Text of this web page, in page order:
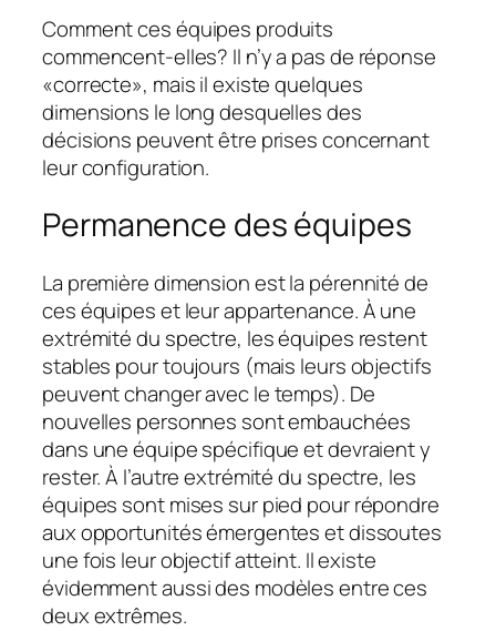
Comment ces équipes produits
commencent-elles? Il n’y a pas de réponse
«correcte», mais il existe quelques
dimensions le long desquelles des
décisions peuvent être prises concernant
leur configuration.
Permanence des équipes
La première dimension est la pérennité de
ces équipes et leur appartenance. À une
extrémité du spectre, les équipes restent
stables pour toujours (mais leurs objectifs
peuvent changer avec le temps). De
nouvelles personnes sont embauchées
dans une équipe spécifique et devraient y
rester. À l’autre extrémité du spectre, les
équipes sont mises sur pied pour répondre
aux opportunités émergentes et dissoutes
une fois leur objectif atteint. Il existe
évidemment aussi des modèles entre ces
deux extrêmes.